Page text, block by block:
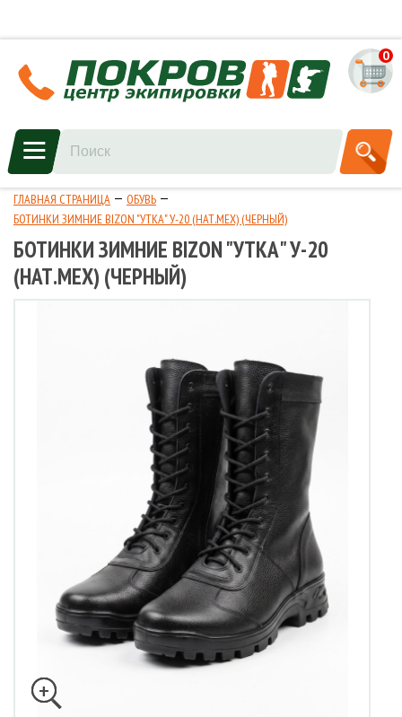
0
ГЛАВНАЯ СТРАНИЦА
ОБУВЬ
БОТИНКИ ЗИМНИЕ BIZON "УТКА" У-20 (НАТ.МЕХ) (ЧЕРНЫЙ)
БОТИНКИ ЗИМНИЕ BIZON "УТКА" У-20
(НАТ.МЕХ) (ЧЕРНЫЙ)